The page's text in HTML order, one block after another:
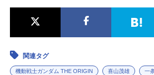
関連タグ
機動戦士ガンダム THE ORIGIN 喜山茂雄 一